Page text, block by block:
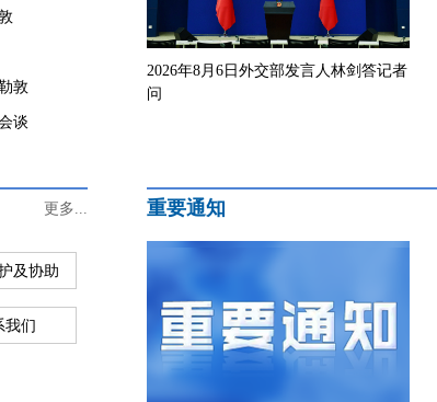
敦
谈
2026年8月6日外交部发言人林剑答记者
问
更多...
及协助
我们
重要通知